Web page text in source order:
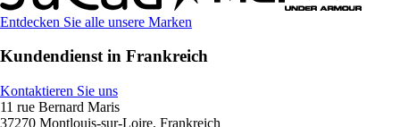
Entdecken Sie alle unsere Marken
Kundendienst in Frankreich
Kontaktieren Sie uns
11 rue Bernard Maris
37270 Montlouis-sur-Loire, Frankreich